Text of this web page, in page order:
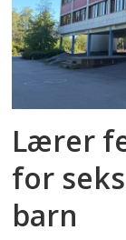
Lærer
for
barn